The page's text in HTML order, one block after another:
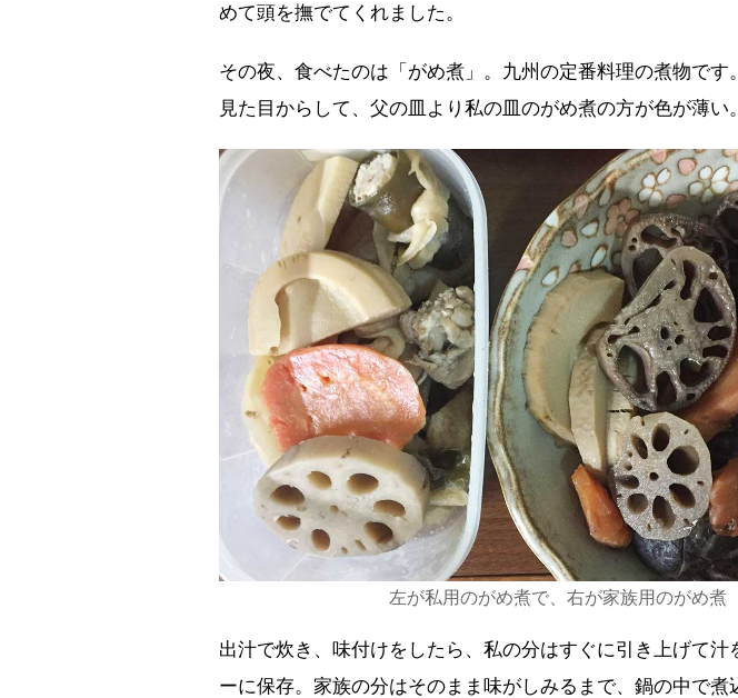
めて頭を撫でてくれました。
その夜、食べたのは「がめ煮」。九州の定番料理の煮物です。
見た目からして、父の皿より私の皿のがめ煮の方が色が薄い。
左が私用のがめ煮で、右が家族用のがめ煮
出汁で炊き、味付けをしたら、私の分はすぐに引き上げて汁
ーに保存。家族の分はそのまま味がしみるまで、鍋の中で煮